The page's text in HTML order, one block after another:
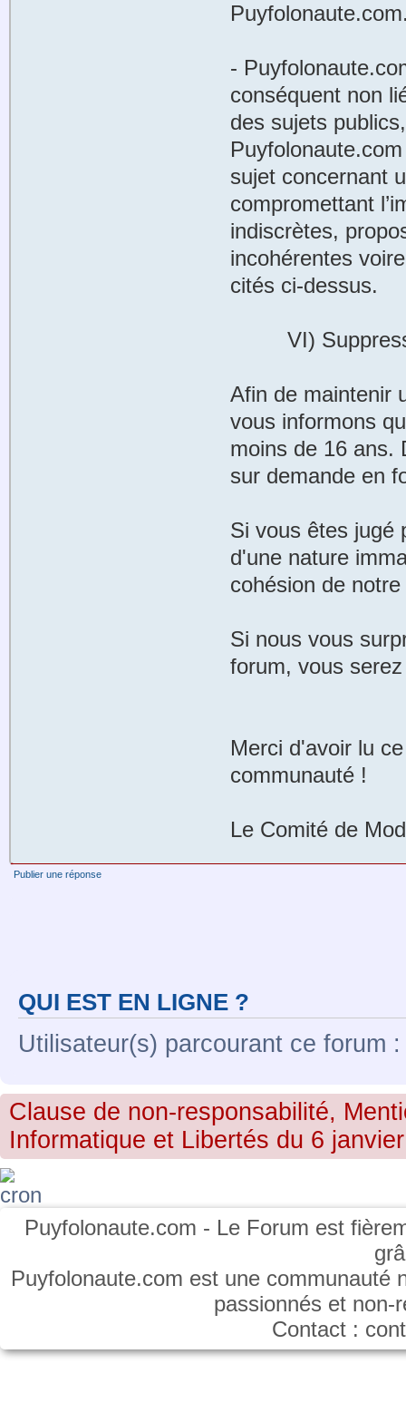
-
conséquent non
des sujets
sujet concernant
compromettant
indiscrètes,
incohérentes
cités ci-dessus.
VI)
Afin de maintenir
vous informons
moins de 16 ans.
sur demande en
Si vous êtes jugé
d'une nature
cohésion de
Si nous vous
forum, vous
Merci d'avoir lu
communauté !
Le Comité de
Publier une réponse
QUI EST EN LIGNE ?
Utilisateur(s) parcourant ce forum
Clause de non-responsabilité,
Informatique et Libertés du 6
Puyfolonaute.com - Le Forum est
Puyfolonaute.com est une communauté
passionnés et
Contact :